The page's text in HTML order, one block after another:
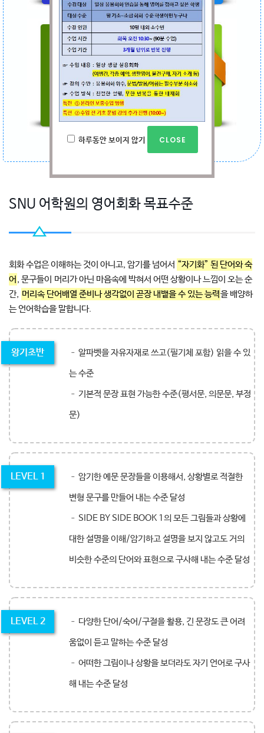
하루동안 보이지 않기
SNU 어학원의 영어회화 목표수준
회화 수업은 이해하는 것이 아니고, 암기를 넘어서 “자기화” 된 단어와 숙
어 , 문구들이 머리가 아닌 마음속에 박혀서 어떤 상황이나 느낌이 오는 순
간, 머리속 단어배열 준비나 생각없이 곧장 내뱉을 수 있는 능력을 배양하
는 언어학습을 말합니다.
왕기초반 – 알파벳을 자유자재로 쓰고(필기체 포함) 읽을 수 있
는 수준
– 기본적 문장 표현 가능한 수준(평서문, 의문문, 부정
문)
LEVEL 1 – 암기한 예문 문장들을 이용해서, 상황별로 적절한
변형 문구를 만들어 내는 수준 달성
– SIDE BY SIDE BOOK 1의 모든 그림들과 상황에
대한 설명을 이해/암기하고 설명을 보지 않고도 거의
비슷한 수준의 단어와 표현으로 구사해 내는 수준 달성
LEVEL 2 – 다양한 단어/숙어/구절을 활용, 긴 문장도 큰 어려
움없이 듣고 말하는 수준 달성
– 어떠한 그림이나 상황을 보더라도 자기 언어로 구사
해 내는 수준 달성